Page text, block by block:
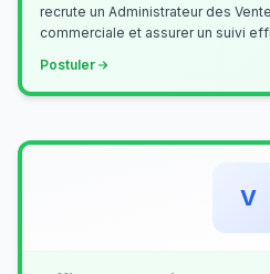
recrute un Administrateur des
commerciale et assurer un suivi
Postuler
V